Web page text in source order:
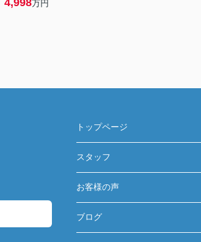
4,998万円
トップページ
スタッフ
お客様の声
ブログ